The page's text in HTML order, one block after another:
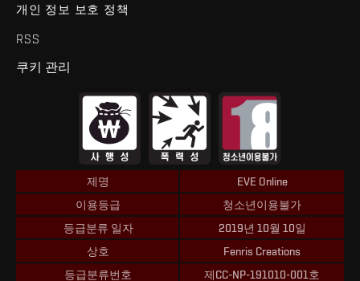
개인 정보 보호 정책
RSS
쿠키 관리
제명
EVE Online
이용등급
청소년이용불가
등급분류 일자
2019년 10월 10일
상호
Fenris Creations
등급분류번호
제CC-NP-191010-001호